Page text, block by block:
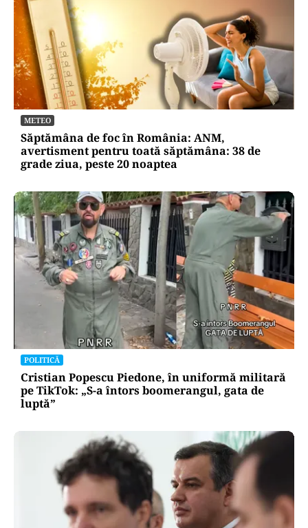
METEO
Săptămâna de foc în România: ANM,
avertisment pentru toată săptămâna: 38 de
grade ziua, peste 20 noaptea
POLITICĂ
Cristian Popescu Piedone, în uniformă militară
pe TikTok: „S-a întors boomerangul, gata de
luptă”